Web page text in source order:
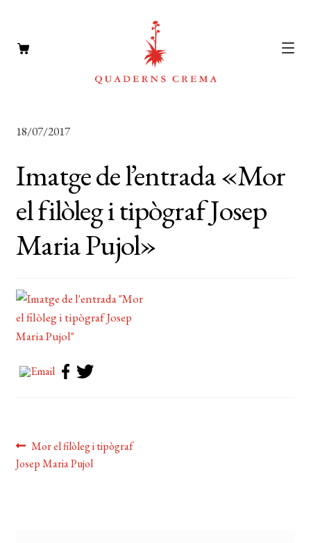
el
NOTÍCIES
L’EDITORIAL
FOREIGN RIGHTS
DISTRIBUCIÓ
CONTACTE
EL MEU COMPTE
18/07/2017
Imatge de l’entrada «Mor
el filòleg i tipògraf Josep
Maria Pujol»
Navegació
d'entrades
Entrada
anterior:
Mor el filòleg i tipògraf
Josep Maria Pujol